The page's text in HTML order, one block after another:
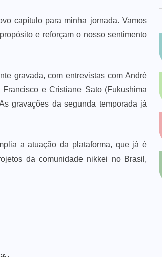
capítulo para minha jornada. Vamos
e reforçam o nosso sentimento
gravada, com entrevistas com André
e Cristiane Sato (Fukushima
gravações da segunda temporada já
a atuação da plataforma, que já é
da comunidade nikkei no Brasil,